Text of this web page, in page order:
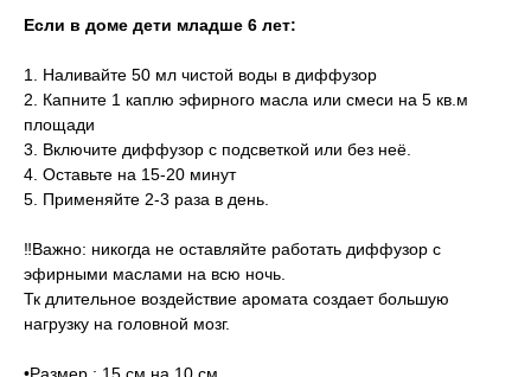
Если в доме дети младше 6 лет:
1. Наливайте 50 мл чистой воды в диффузор
2. Капните 1 каплю эфирного масла или смеси на 5 кв.м
площади
3. Включите диффузор с подсветкой или без неё.
4. Оставьте на 15-20 минут
5. Применяйте 2-3 раза в день.
‼️Важно: никогда не оставляйте работать диффузор с
эфирными маслами на всю ночь.
Тк длительное воздействие аромата создает большую
нагрузку на головной мозг.